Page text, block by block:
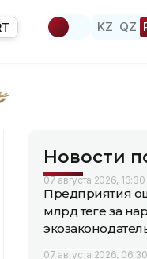
KZ QZ
Новости
07 августа 2026, 13:30
Предприятия
млрд теңге за
07 августа 2026, 06:30